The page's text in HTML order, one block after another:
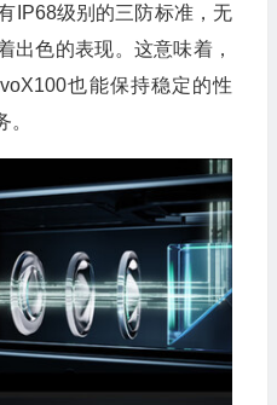
IP68级别的三防标准，无
出色的表现。这意味着，
也能保持稳定的性